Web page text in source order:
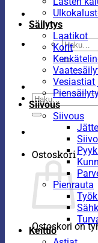
Etsi:
Etsi:
Ostoskori
Ostoskori on
Säilytys
Laatikot
Korit
Vesiastiat
Siivous
Siivous
Pienrauta
Keittiö